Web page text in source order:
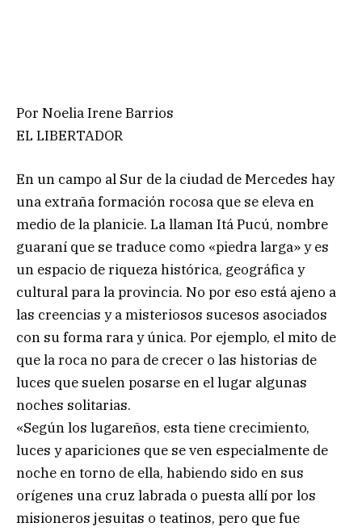
Por Noelia Irene Barrios
EL LIBERTADOR
En un campo al Sur de la ciudad de Mercedes hay
una extraña formación rocosa que se eleva en
medio de la planicie. La llaman Itá Pucú, nombre
guaraní que se traduce como «piedra larga» y es
un espacio de riqueza histórica, geográfica y
cultural para la provincia. No por eso está ajeno a
las creencias y a misteriosos sucesos asociados
con su forma rara y única. Por ejemplo, el mito de
que la roca no para de crecer o las historias de
luces que suelen posarse en el lugar algunas
noches solitarias.
«Según los lugareños, esta tiene crecimiento,
luces y apariciones que se ven especialmente de
noche en torno de ella, habiendo sido en sus
orígenes una cruz labrada o puesta allí por los
misioneros jesuitas o teatinos, pero que fue